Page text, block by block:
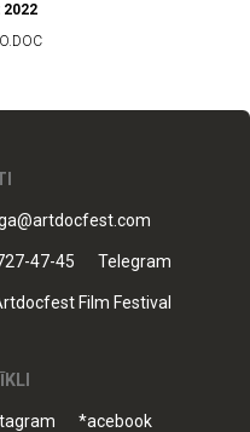
47-45 Telegram
Film Festival
*acebook